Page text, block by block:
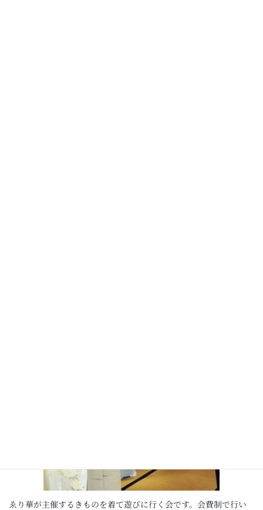
ゑり華が主催するきものを着て遊びに行く会です。会費制で行い